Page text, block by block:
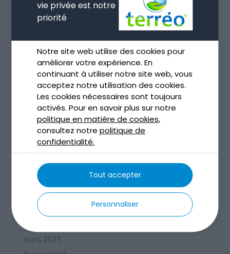
vie privée est notre
priorité
Notre site web utilise des cookies pour
améliorer votre expérience. En
continuant à utiliser notre site web, vous
acceptez notre utilisation des cookies.
Les cookies nécessaires sont toujours
activés. Pour en savoir plus sur notre
politique en matière de cookies,
consultez notrepolitique de
confidentialité.
Personnaliser
Tout accepter
juillet 2023
avril 2023
mars 2023
février 2023
janvier 2023
décembre 2022
novembre 2022
octobre 2022
septembre 2022
août 2022
juillet 2022
juin 2022
mai 2022
mars 2021